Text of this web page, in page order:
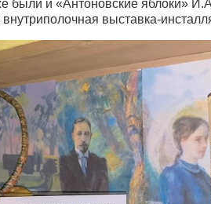
были и «Антоновские яблоки»
выставка-